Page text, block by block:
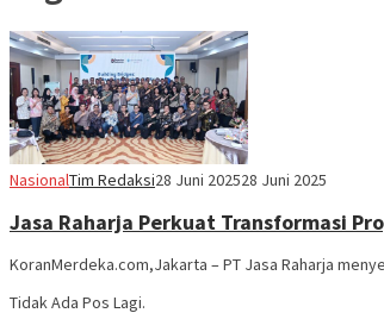
NasionalTim Redaksi28 Juni 202528 Juni 2025
Jasa Raharja Perkuat Transformasi
KoranMerdeka.com,Jakarta – PT Jasa Raharja
Tidak Ada Pos Lagi.